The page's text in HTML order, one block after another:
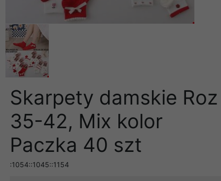
Skarpety damskie Roz
35-42, Mix kolor
Paczka 40 szt
:1054::1045::1154